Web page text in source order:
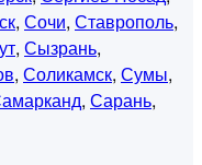
, Сочи, Ставрополь,
, Сызрань,
, Соликамск, Сумы,
, Сарань,